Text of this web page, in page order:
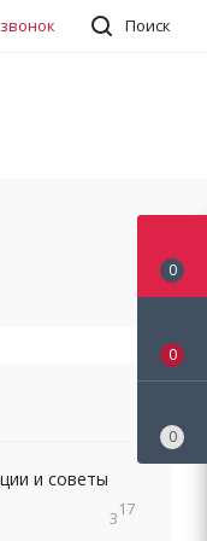
Поиск
и советы
17
3
0
0
0